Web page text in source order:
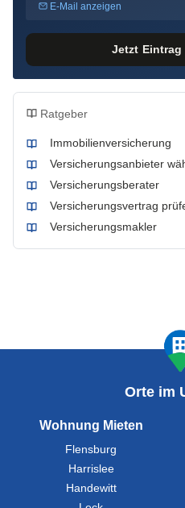
E-Mail anzeigen
Jetzt
Ratgeber
Immobilienversicherung
Versicherungsanbieter
Versicherungsberater
Versicherungsvertrag
Versicherungsmakler
Orte im
Wohnung Mieten
Flensburg
Harrislee
Handewitt